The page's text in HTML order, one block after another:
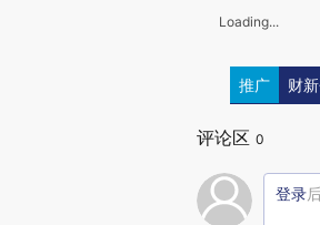
Loading...
推广 财
评论区 0
登录